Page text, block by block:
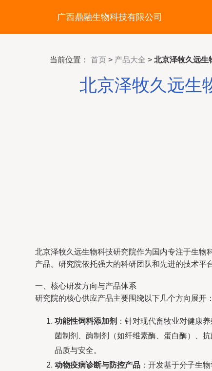
广西鼎融生物科技有限公司
当前位置： 首页 > 产品大全 > 北京泽牧久远生
北京泽牧久远生
北京泽牧久远生物科技研究院作为国内专注于生物
产品。研究院依托强大的科研团队和先进的技术平
一、核心研发方向与产品体系
研究院的核心供应产品主要围绕以下几个方向展开：
功能性饲料添加剂 ：针对现代畜牧业对健康
菌制剂、酶制剂（如纤维素酶、蛋白酶）、
品质与安全。
动物疫病诊断与防控产品 ：开发基于分子生